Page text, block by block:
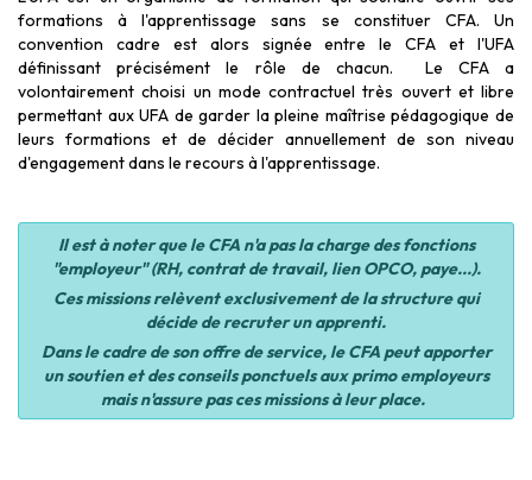
formations à l'apprentissage sans se constituer CFA. Un
convention cadre est alors signée entre le CFA et l'UFA
définissant précisément le rôle de chacun. Le CFA a
volontairement choisi un mode contractuel très ouvert et libre
permettant aux UFA de garder la pleine maîtrise pédagogique de
leurs formations et de décider annuellement de son niveau
d'engagement dans le recours à l'apprentissage.
Il est à noter que le CFA n'a pas la charge des fonctions
"employeur" (RH, contrat de travail, lien OPCO, paye...).
Ces missions relèvent exclusivement de la structure qui
décide de recruter un apprenti.
Dans le cadre de son offre de service, le CFA peut apporter
un soutien et des conseils ponctuels aux primo employeurs
mais n'assure pas ces missions à leur place.